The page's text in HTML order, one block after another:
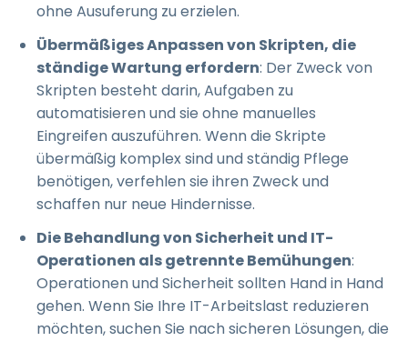
ohne Ausuferung zu erzielen.
Übermäßiges Anpassen von Skripten, die
ständige Wartung erfordern: Der Zweck von
Skripten besteht darin, Aufgaben zu
automatisieren und sie ohne manuelles
Eingreifen auszuführen. Wenn die Skripte
übermäßig komplex sind und ständig Pflege
benötigen, verfehlen sie ihren Zweck und
schaffen nur neue Hindernisse.
Die Behandlung von Sicherheit und IT-
Operationen als getrennte Bemühungen:
Operationen und Sicherheit sollten Hand in Hand
gehen. Wenn Sie Ihre IT-Arbeitslast reduzieren
möchten, suchen Sie nach sicheren Lösungen, die